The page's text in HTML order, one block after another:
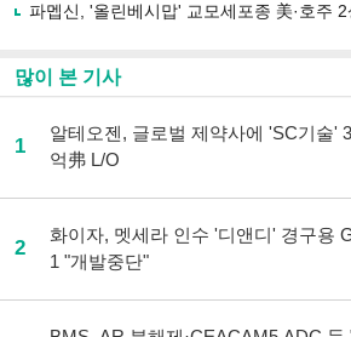
파멥신, '올린베시맙' 교모세포종 美·호주
많이 본 기사
1
알테오젠, 글로벌 제약사에 'SC기술'
억弗 L/O
2
화이자, 멧세라 인수 '디앤디' 경구용
1 "개발중단"